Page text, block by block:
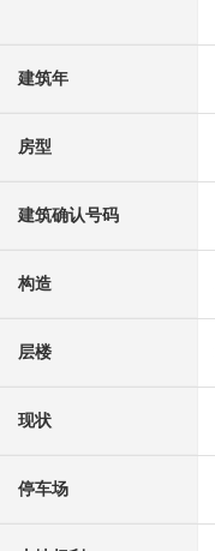
建筑年
房型
建筑确认号码
构造
层楼
现状
停车场